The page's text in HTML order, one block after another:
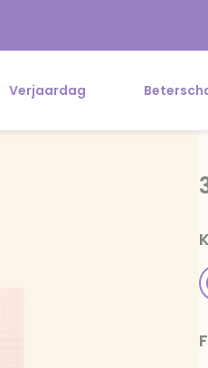
Verjaardag